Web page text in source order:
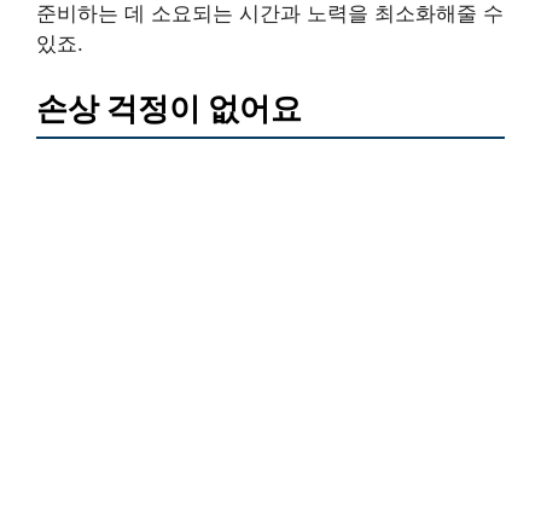
준비하는 데 소요되는 시간과 노력을 최소화해줄 수
있죠.
손상 걱정이 없어요